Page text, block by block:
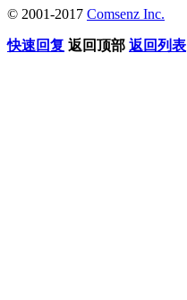
© 2001-2017 Comsenz Inc.
快速回复 返回顶部 返回列表